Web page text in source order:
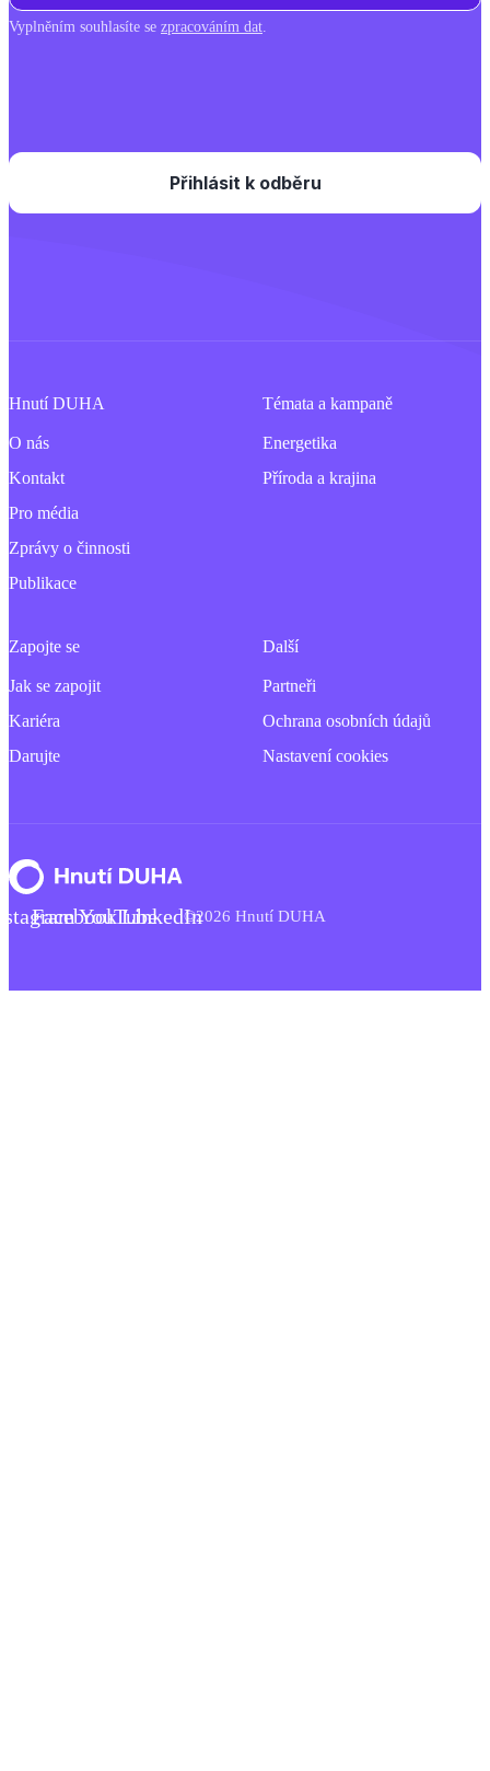
Vyplněním souhlasíte se zpracováním dat.
Hnutí DUHA
O nás
Kontakt
Pro média
Zprávy o činnosti
Publikace
Témata a kampaně
Energetika
Příroda a krajina
Zapojte se
Jak se zapojit
Kariéra
Darujte
Další
Partneři
Ochrana osobních údajů
Nastavení cookies
FacebookYouTubeLinkedIn©2026 Hnutí DUHA